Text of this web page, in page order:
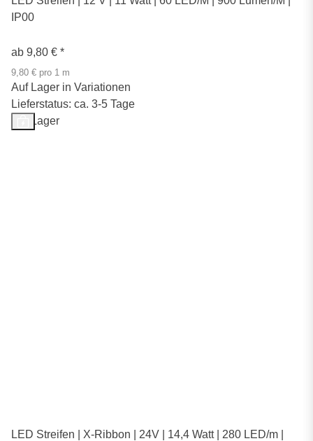
IP00
ab 9,80 € *
9,80 € pro 1 m
Auf Lager in Variationen
Lieferstatus: ca. 3-5 Tage
Auf Lager
LED Streifen | X-Ribbon | 24V | 14,4 Watt | 280 LED/m |